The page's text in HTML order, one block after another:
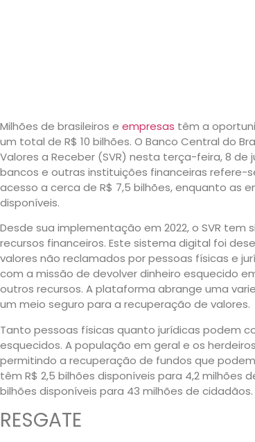
Milhões de brasileiros e empresas têm a
um total de R$ 10 bilhões. O Banco Central do
Valores a Receber (SVR) nesta terça-feira, 8
bancos e outras instituições financeiras refere-
acesso a cerca de R$ 7,5 bilhões, enquanto as
disponíveis.
Desde sua implementação em 2022, o SVR
recursos financeiros. Este sistema digital foi
valores não reclamados por pessoas físicas e
com a missão de devolver dinheiro esquecido
outros recursos. A plataforma abrange uma
um meio seguro para a recuperação de valores.
Tanto pessoas físicas quanto jurídicas podem
esquecidos. A população em geral e os
permitindo a recuperação de fundos que
têm R$ 2,5 bilhões disponíveis para 4,2 milhões
bilhões disponíveis para 43 milhões de cidadãos.
RESGATE